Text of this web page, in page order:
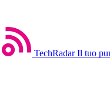
TechRadar Il tuo